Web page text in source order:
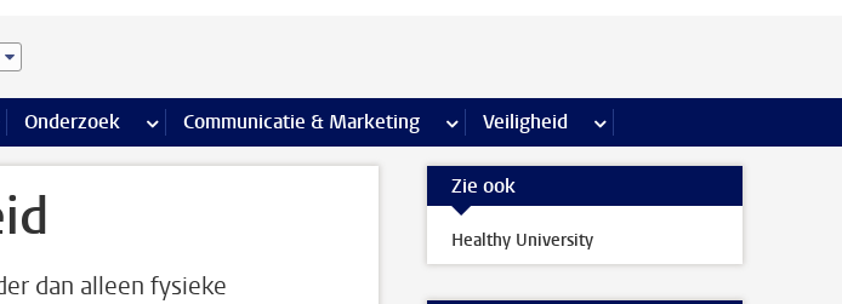
Onderwijs pagina’s
Onderzoek meer Onderzoek pagina’s
Communicatie & Marketing meer Communicatie & Marketing pagina’s
Veiligheid meer Veiligheid pagina’s
dan alleen fysieke
Zie ook
Healthy University